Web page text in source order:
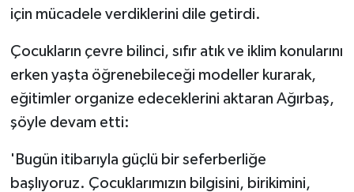
için mücadele verdiklerini dile getirdi.
Çocukların çevre bilinci, sıfır atık ve iklim konularını
erken yaşta öğrenebileceği modeller kurarak,
eğitimler organize edeceklerini aktaran Ağırbaş,
şöyle devam etti:
'Bugün itibarıyla güçlü bir seferberliğe
başlıyoruz. Çocuklarımızın bilgisini, birikimini,